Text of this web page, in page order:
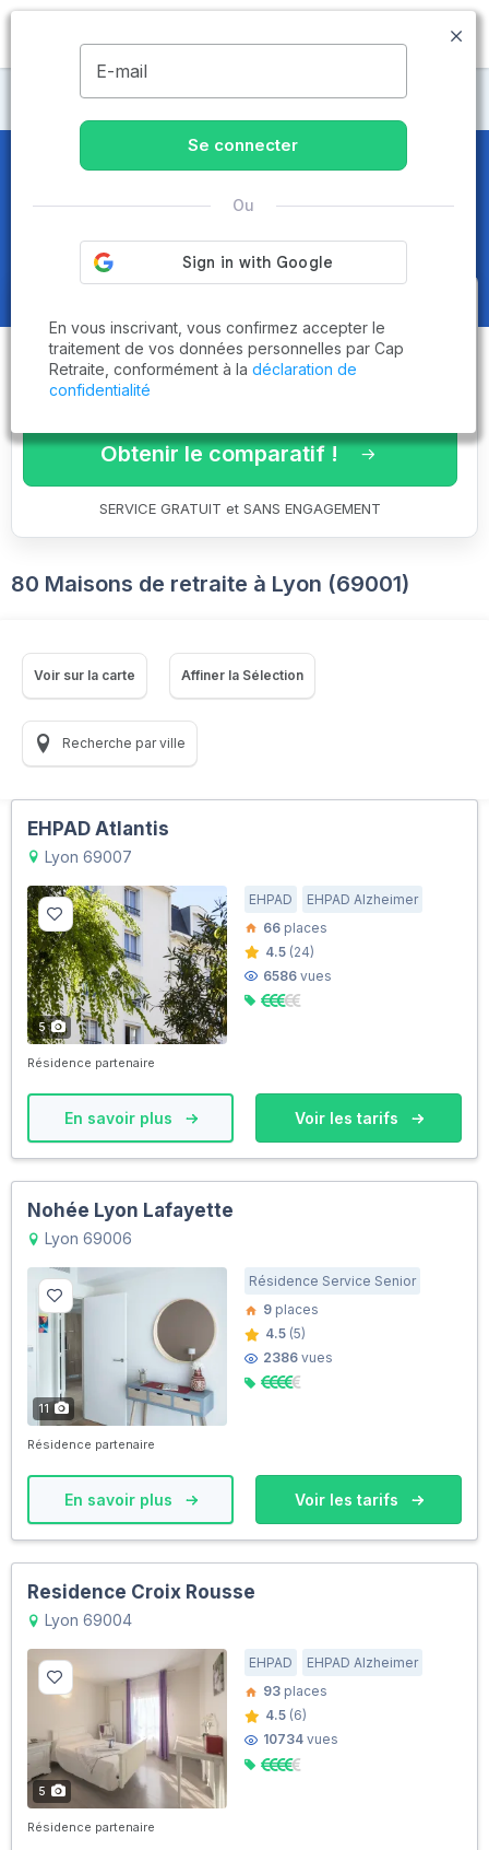
MENU
Maisons de retraite Rhône
Maisons de retraite et EHPAD
Lyon (69001)
Obtenez le
comparatif des
établissementsadaptés à vos
critères en 3 minutes !
Obtenir le comparatif !
SERVICE GRATUIT et SANS ENGAGEMENT
80 Maisons de retraite à Lyon (69001)
Voir sur la carte Affiner la Sélection
Recherche par ville
EHPAD Atlantis
Lyon 69007
5
EHPAD
EHPAD Alzheimer
66 places
4.5 (24)
6586 vues
Résidence partenaire
En savoir plus Voir les tarifs
Nohée Lyon Lafayette
Lyon 69006
11
Résidence Service Senior
9 places
4.5 (5)
2386 vues
Résidence partenaire
En savoir plus Voir les tarifs
Residence Croix Rousse
Lyon 69004
5
EHPAD
EHPAD Alzheimer
93 places
4.5 (6)
10734 vues
Résidence partenaire
E-mail
Se connecter
Ou
En vous inscrivant, vous confirmez accepter le
traitement de vos données personnelles par Cap
Retraite, conformément à la déclaration de
confidentialité